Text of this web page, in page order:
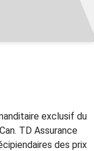
exclusif du
TD Assurance
des prix